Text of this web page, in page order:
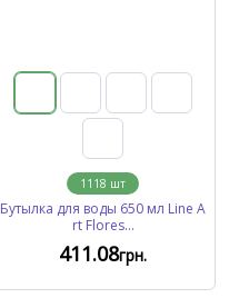
1118 шт
Бутылка для воды 650 мл Line A
rt Flores...
411.08грн.